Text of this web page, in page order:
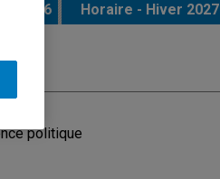
2026 Horaire - Hiver 2027
politique